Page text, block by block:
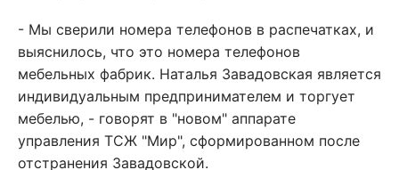
- Мы сверили номера телефонов в распечатках, и
выяснилось, что это номера телефонов
мебельных фабрик. Наталья Завадовская является
индивидуальным предпринимателем и торгует
мебелью, - говорят в "новом" аппарате
управления ТСЖ "Мир", сформированном после
отстранения Завадовской.